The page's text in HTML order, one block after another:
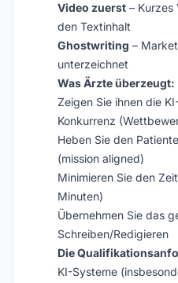
Video zuerst – Kurzes
den Textinhalt
Ghostwriting –
unterzeichnet
Was Ärzte überzeugt:
Zeigen Sie ihnen die
Konkurrenz
Heben Sie den
(mission aligned)
Minimieren Sie den
Minuten)
Übernehmen Sie das
Schreiben/Redigieren
Die
KI-Systeme